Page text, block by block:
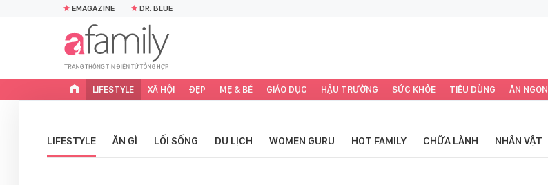
EMAGAZINE DR. BLUE
LIFESTYLE XÃ HỘI ĐẸP MẸ & BÉ GIÁO DỤC HẬU TRƯỜNG SỨC KHỎE TIÊU DÙNG ĂN NGON
LIFESTYLE ĂN GÌ LỐI SỐNG DU LỊCH WOMEN GURU HOT FAMILY CHỮA LÀNH NHÂN VẬT